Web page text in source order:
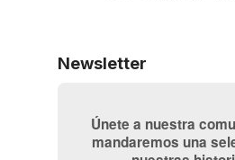
Newsletter
Únete a nuestra
mandaremos una